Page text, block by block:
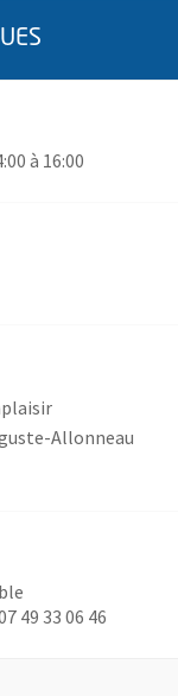
à 16:00
Allonneau
49 33 06 46